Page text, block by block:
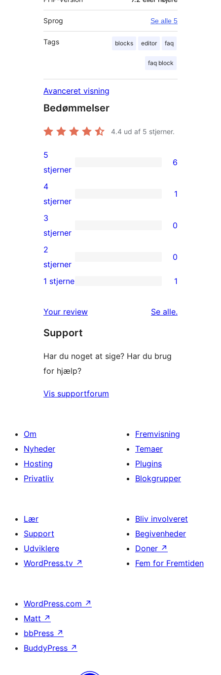
Sprog Se alle 5
Tags blocks editor faq
faq block
Avanceret visning
Bedømmelser
4.4 ud af 5 stjerner.
6
5-
stjernet
anmeldelser
5
stjerner
6
1
4-
stjernet
anmeldelse
4
stjerner
1
0
3-
stjernet
anmeldelser
3
stjerner
0
0
2-
anmeldelser
2
stjerner
0
stjernet
anmeldelse
1 stjerne 1
Your review Se alleanmeldelser
.
Support
Har du noget at sige? Har du brug
for hjælp?
Vis supportforum
Om
Nyheder
Hosting
Privatliv
Fremvisning
Temaer
Plugins
Blokgrupper
Lær
Support
Udviklere
WordPress.tv ↗
Bliv involveret
Begivenheder
Doner ↗
Fem for Fremtiden
WordPress.com ↗
Matt ↗
bbPress ↗
BuddyPress ↗